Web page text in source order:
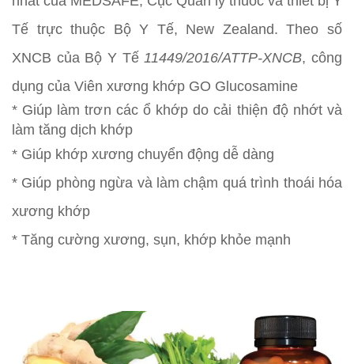
Tế trực thuộc Bộ Y Tế, New Zealand. Theo số
XNCB của Bộ Y Tế 11449/2016/ATTP-XNCB, công
dụng của Viên xương khớp GO Glucosamine
* Giúp làm trơn các ổ khớp do cải thiện độ nhớt và
làm tăng dịch khớp
* Giúp khớp xương chuyển động dễ dàng
* Giúp phòng ngừa và làm chậm quá trình thoái hóa
xương khớp
* Tăng cường xương, sụn, khớp khỏe mạnh